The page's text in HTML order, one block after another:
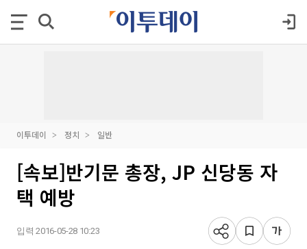
이투데이 정치 일반
[속보]반기문 총장, JP 신당동 자
택 예방
입력 2016-05-28 10:23